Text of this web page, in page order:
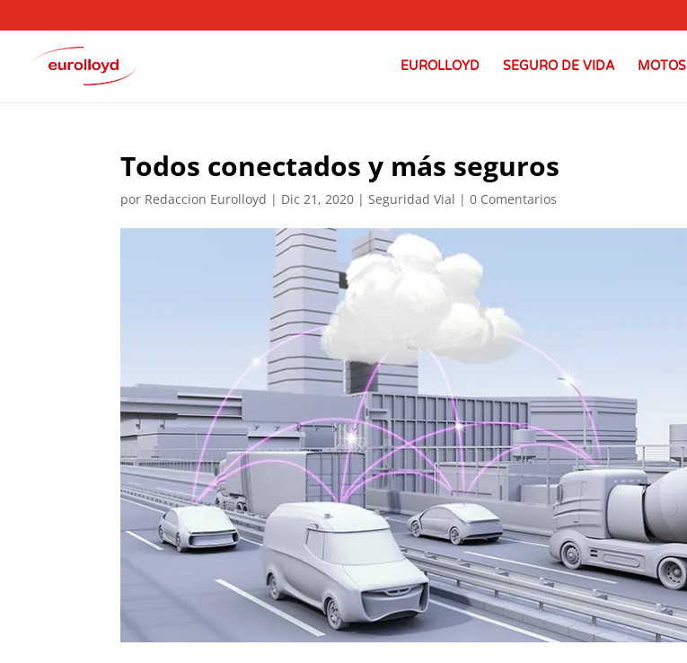
EUROLLOYD SEGURO DE VIDA MOTOS
Todos conectados y más seguros
por Redaccion Eurolloyd | Dic 21, 2020 |Seguridad Vial |0 Comentarios